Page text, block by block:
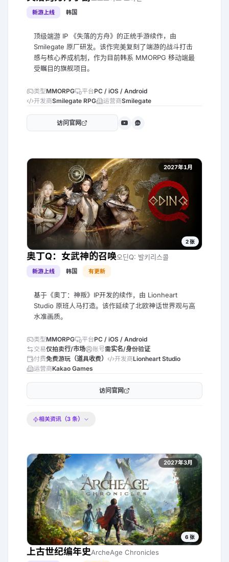
新游上线 韩国
顶级端游 IP 《失落的方舟》的正统手游续作，由
Smilegate 原厂研发。该作完美复刻了端游的战斗打击
感与核心养成机制，作为目前韩系 MMORPG 移动端最
受瞩目的旗舰项目。
类型MMORPG 平台PC / iOS / Android
开发商Smilegate RPG 运营商Smilegate
访问官网 Ch
2027年1月
2张
奥丁Q：女武神的召唤오딘Q: 발키리스콜
新游上线 韩国 有更新
基于《奥丁：神叛》IP开发的续作，由 Lionheart
Studio 原班人马打造。该作延续了北欧神话世界观与高
水准画质。
类型MMORPG 平台PC / iOS / Android
交易仅拍卖行/市场 账号需实名/身份验证
付费免费游玩（道具收费） 开发商Lionheart Studio
运营商Kakao Games
访问官网
相关资讯（3 条）
2027年3月
6 张
上古世纪编年史ArcheAge Chronicles